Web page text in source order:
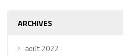
ARCHIVES
août 2022